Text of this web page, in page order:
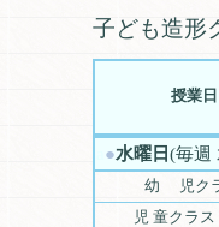
子ども造形
授業
●水曜日(毎週
幼 児ク
児 童クラ